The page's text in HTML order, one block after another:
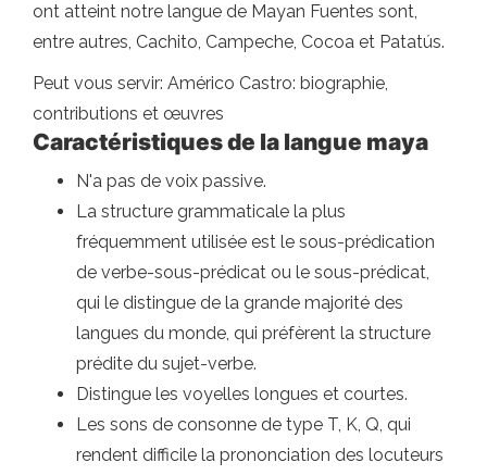
ont atteint notre langue de Mayan Fuentes sont,
entre autres, Cachito, Campeche, Cocoa et Patatús.
Peut vous servir: Américo Castro: biographie,
contributions et œuvres
Caractéristiques de la langue maya
N'a pas de voix passive.
La structure grammaticale la plus
fréquemment utilisée est le sous-prédication
de verbe-sous-prédicat ou le sous-prédicat,
qui le distingue de la grande majorité des
langues du monde, qui préfèrent la structure
prédite du sujet-verbe.
Distingue les voyelles longues et courtes.
Les sons de consonne de type T, K, Q, qui
rendent difficile la prononciation des locuteurs